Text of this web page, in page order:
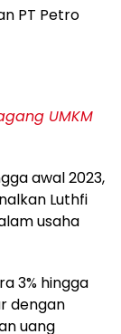
PT Petro
UMKM
awal 2023,
Luthfi
usaha
3% hingga
dengan
uang